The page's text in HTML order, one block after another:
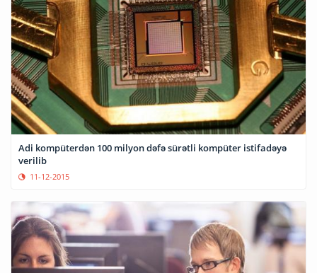
Adi kompüterdən 100 milyon dəfə sürətli kompüter istifadəyə
verilib
11-12-2015